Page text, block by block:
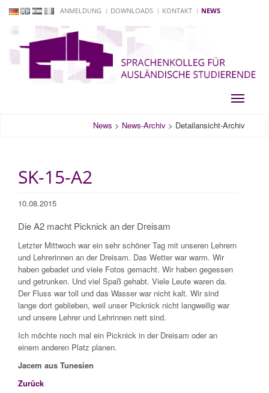
ANMELDUNG DOWNLOADS KONTAKT NEWS
Toggle
News > News-Archiv > Detailansicht-Archiv
SK-15-A2
10.08.2015
Die A2 macht Picknick an der Dreisam
Letzter Mittwoch war ein sehr schöner Tag mit unseren Lehrern
und Lehrerinnen an der Dreisam. Das Wetter war warm. Wir
haben gebadet und viele Fotos gemacht. Wir haben gegessen
und getrunken. Und viel Spaß gehabt. Viele Leute waren da.
Der Fluss war toll und das Wasser war nicht kalt. Wir sind
lange dort geblieben, weil unser Picknick nicht langweilig war
und unsere Lehrer und Lehrinnen nett sind.
Ich möchte noch mal ein Picknick in der Dreisam oder an
einem anderen Platz planen.
Jacem aus Tunesien
Zurück